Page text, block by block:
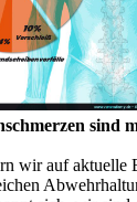
sind
wir auf aktuelle